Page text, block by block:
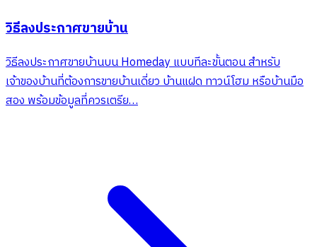
วิธีลงประกาศขายบ้าน
วิธีลงประกาศขายบ้านบน Homeday แบบทีละขั้นตอน สำหรับ
เจ้าของบ้านที่ต้องการขายบ้านเดี่ยว บ้านแฝด ทาวน์โฮม หรือบ้านมือ
สอง พร้อมข้อมูลที่ควรเตรีย…